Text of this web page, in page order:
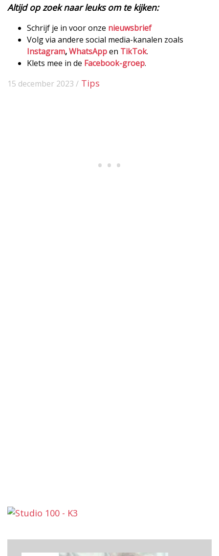
Altijd op zoek naar leuks om te kijken:
Schrijf je in voor onze nieuwsbrief
Volg via andere social media-kanalen zoals
Instagram,WhatsAppen TikTok.
Klets mee in de Facebook-groep.
15 december 2023 / Tips